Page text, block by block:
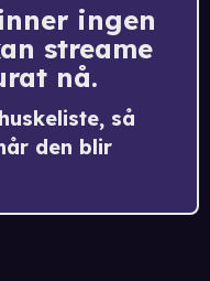
ingen
streame
nå.
så
den blir